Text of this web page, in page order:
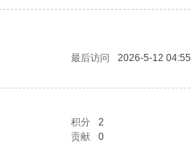
最后访问 2026-5-12 04:55
积分 2
贡献 0